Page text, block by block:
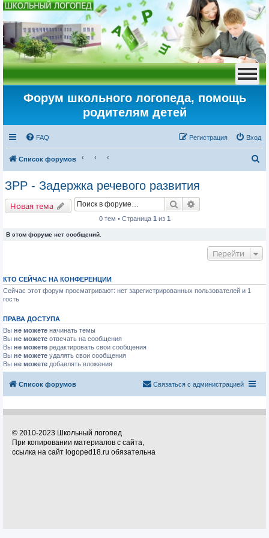
Форум школьного логопеда, помощь
родителям детей
FAQ Вход
Регистрация
Список форумов
о
ЗРР - Задержка речевого развития
Новая тема Поиск
0 тем • Страница 1 из 1
В этом форуме нет сообщений.
Перейти
КТО СЕЙЧАС НА КОНФЕРЕНЦИИ
Сейчас этот форум просматривают: нет зарегистрированных пользователей и 1
гость
ПРАВА ДОСТУПА
Вы не можете начинать темы
Вы не можете отвечать на сообщения
Вы не можете редактировать свои сообщения
Вы не можете удалять свои сообщения
Вы не можете добавлять вложения
Список форумов Связаться с администрацией
© 2010-2023 Школьный логопед
При копировании материалов с сайта,
ссылка на сайт logoped18.ru обязательна